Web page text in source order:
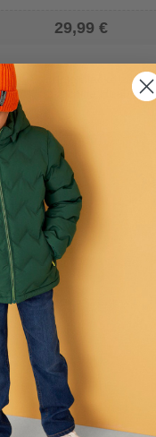
29,99 €
Spodnje hlačke za
37,99 €